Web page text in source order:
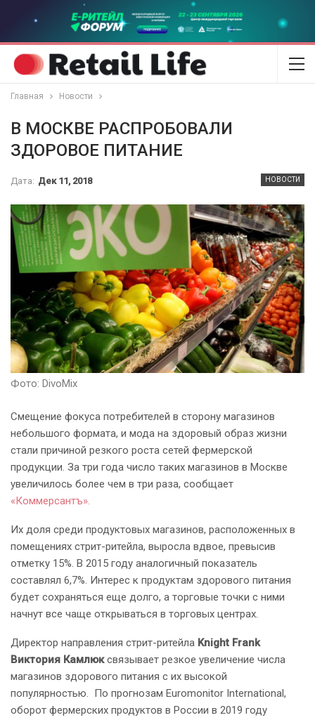
Главная Новости
В МОСКВЕ РАСПРОБОВАЛИ
ЗДОРОВОЕ ПИТАНИЕ
НОВОСТИ
Дата: Дек 11, 2018
Фото: DivoMix
Смещение фокуса потребителей в сторону магазинов
небольшого формата, и мода на здоровый образ жизни
стали причиной резкого роста сетей фермерской
продукции. За три года число таких магазинов в Москве
увеличилось более чем в три раза, сообщает
«Коммерсантъ».
Их доля среди продуктовых магазинов, расположенных в
помещениях стрит-ритейла, выросла вдвое, превысив
отметку 15%. В 2015 году аналогичный показатель
составлял 6,7%. Интерес к продуктам здорового питания
будет сохраняться еще долго, а торговые точки с ними
начнут все чаще открываться в торговых центрах.
Директор направления стрит-ритейла Knight Frank
Виктория Камлюксвязывает резкое увеличение числа
магазинов здорового питания с их высокой
популярностью. По прогнозам Euromonitor International,
оборот фермерских продуктов в России в 2019 году